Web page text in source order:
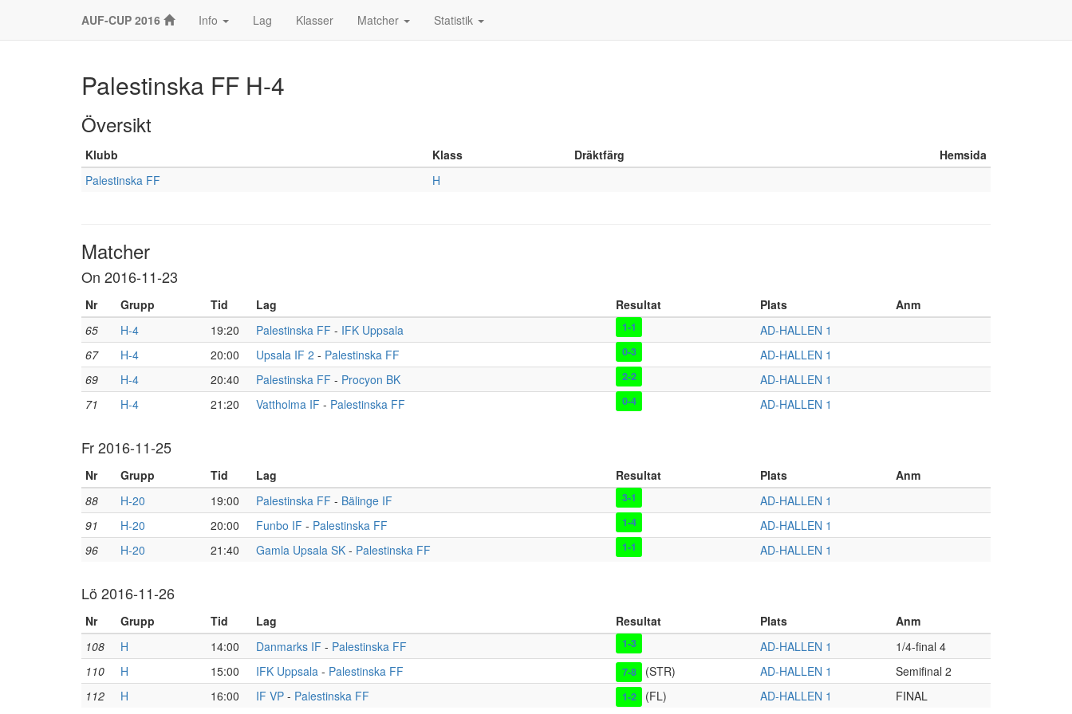
AUF-CUP 2016 Info Lag Klasser Matcher Statistik
Palestinska FF H-4
Översikt
Klubb Klass Dräktfärg
Hemsida
Palestinska FF
H
Matcher
On 2016-11-23
Nr Grupp Tid Lag Resultat Plats
Anm
65
H-4 19:20 Palestinska FF - IFK Uppsala 1-1
AD-HALLEN 1
67
H-4 20:00 Upsala IF 2 - Palestinska FF 0-3
AD-HALLEN 1
69
H-4 20:40 Palestinska FF - Procyon BK 2-2
AD-HALLEN 1
71
H-4 21:20 Vattholma IF - Palestinska FF 0-4 AD-HALLEN 1
Fr 2016-11-25
Nr Grupp Tid Lag Resultat Plats
Anm
88
H-20 19:00 Palestinska FF - Bälinge IF 3-1
AD-HALLEN 1
91
H-20 20:00 Funbo IF - Palestinska FF 1-4
AD-HALLEN 1
96
H-20 21:40 Gamla Upsala SK - Palestinska FF 1-1 AD-HALLEN 1
Lö 2016-11-26
Nr Grupp Tid Lag Resultat Plats
Anm
108
H 14:00 Danmarks IF - Palestinska FF 1-3 AD-HALLEN 1
1/4-final 4
110
H 15:00 IFK Uppsala - Palestinska FF 7-8 (STR) AD-HALLEN 1
Semifinal 2
112
H 16:00 IF VP - Palestinska FF 1-2 (FL) AD-HALLEN 1 FINAL